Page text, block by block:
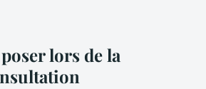
lors de la